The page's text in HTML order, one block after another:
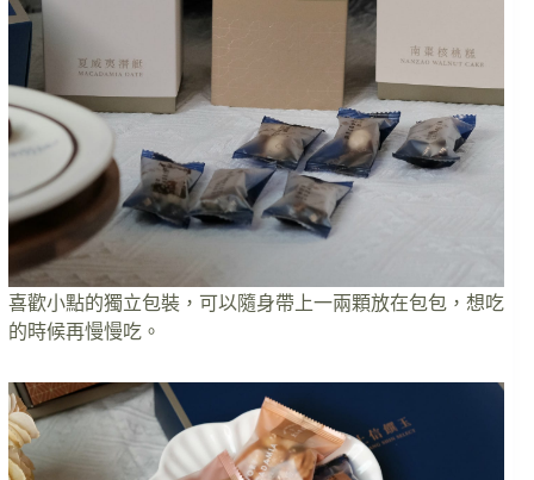
喜歡小點的獨立包裝，可以隨身帶上一兩顆放在包包，想吃
的時候再慢慢吃。